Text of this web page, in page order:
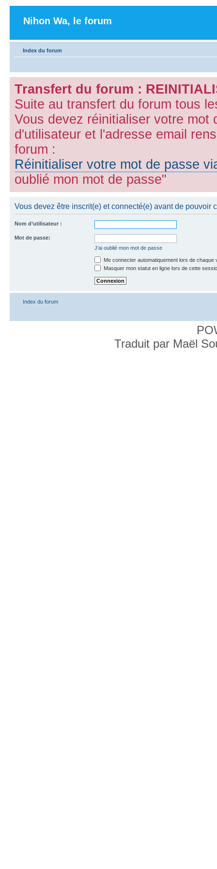
Nihon Wa, le forum
Index du forum
Transfert du forum :
Suite au transfert du forum tous
Vous devez réinitialiser votre mot
d'utilisateur et l'adresse email
forum :
Réinitialiser votre mot de passe
oublié mon mot de passe"
Vous devez être inscrit(e) et connecté(e) avant de pouvoir
Nom d’utilisateur :
Mot de passe:
J’ai oublié mon mot de passe
Me connecter automatiquement lors de chaque
Masquer mon statut en ligne lors de cette
Index du forum
Traduit par Maël